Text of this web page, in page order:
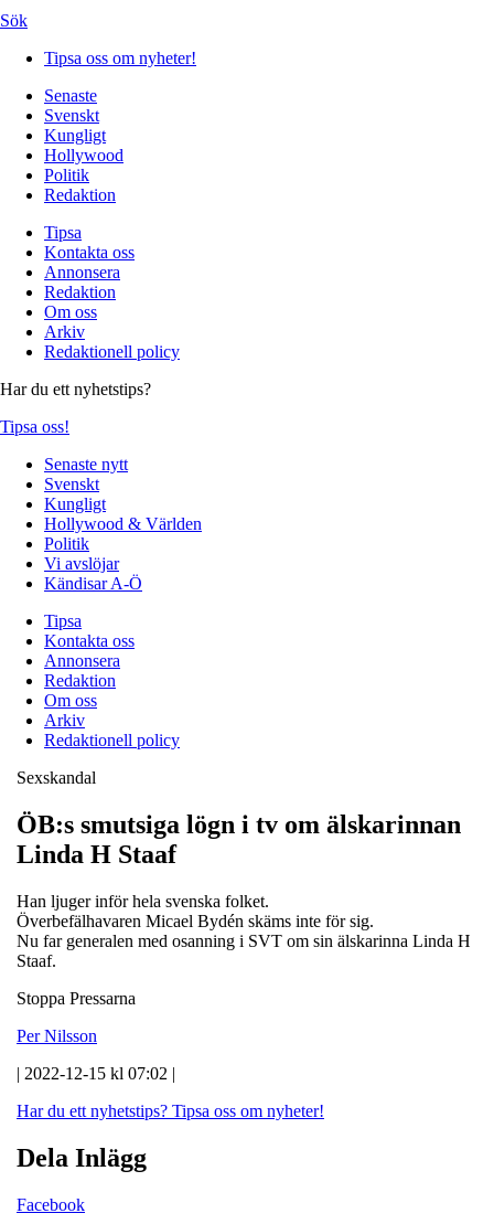
Sök
Tipsa oss om nyheter!
Senaste
Svenskt
Kungligt
Hollywood
Politik
Redaktion
Tipsa
Kontakta oss
Annonsera
Redaktion
Om oss
Arkiv
Redaktionell policy
Har du ett nyhetstips?
Tipsa oss!
Senaste nytt
Svenskt
Kungligt
Hollywood & Världen
Politik
Vi avslöjar
Kändisar A-Ö
Tipsa
Kontakta oss
Annonsera
Redaktion
Om oss
Arkiv
Redaktionell policy
Sexskandal
ÖB:s smutsiga lögn i tv om älskarinnan
Linda H Staaf
Han ljuger inför hela svenska folket.
Överbefälhavaren Micael Bydén skäms inte för sig.
Nu far generalen med osanning i SVT om sin älskarinna Linda H
Staaf.
Stoppa Pressarna
Per Nilsson
| 2022-12-15 kl 07:02 |
Har du ett nyhetstips? Tipsa oss om nyheter!
Dela Inlägg
Facebook